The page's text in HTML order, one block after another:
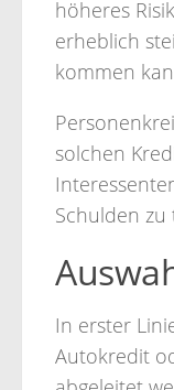
höheres
erheblich
kommen
solchen
Schulden zu
In erster
Autokredit